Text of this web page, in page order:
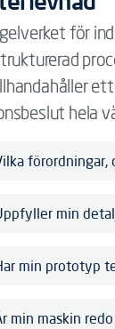
för
hela
min
min prototyp
min maskin